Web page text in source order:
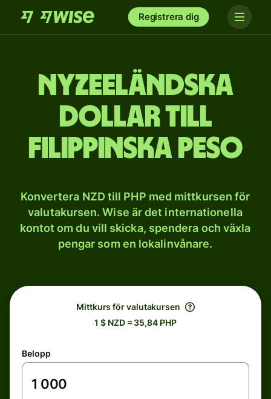
Registrera dig
Nyzeeländska
dollar till
filippinska peso
Konvertera NZD till PHP med mittkursen för
valutakursen. Wise är det internationella
kontot om du vill skicka, spendera och växla
pengar som en lokalinvånare.
Mittkurs för valutakursen
1 $ NZD = 35,84 PHP
Belopp